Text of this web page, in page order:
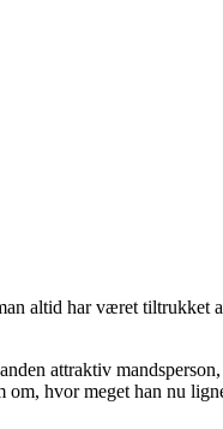
altid har været tiltrukket
attraktiv
hvor meget han nu